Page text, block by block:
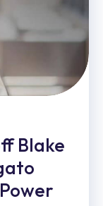
Blake